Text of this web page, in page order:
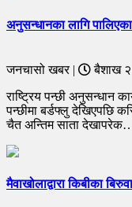
अनुसन्धानका लागि
जनचासो खबर |
बैशाख
राष्ट्रिय पन्छी अनुसन्धान
पन्छीमा बर्डफ्लु देखिएपछि
चैत अन्तिम साता
मैवाखोलाद्वारा किबीका